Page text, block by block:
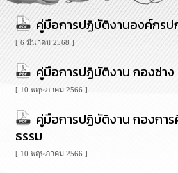
การ
ส่ง
เสริม
ความ
โปร่งใส
การ
จัด
ซื้อ
จัด
จ้าง
คู่มือการปฏิบัติงานองค์กร
[ 6 มีนาคม 2568 ]
คู่มือการปฏิบัติงาน กองช่าง
[ 10 พฤษภาคม 2566 ]
คู่มือการปฏิบัติงาน กองกา
ธรรม
[ 10 พฤษภาคม 2566 ]